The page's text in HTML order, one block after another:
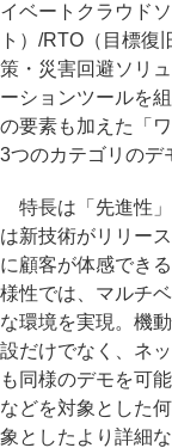
イベートクラウド
ト）/RTO（目標復
策・災害回避ソリ
ーションツールを
の要素も加えた「
3つのカテゴリのデ
特長は「先進性」
は新技術がリリー
に顧客が体感でき
様性では、マルチ
な環境を実現。機
設だけでなく、ネ
も同様のデモを可
などを対象とした
象としたより詳細